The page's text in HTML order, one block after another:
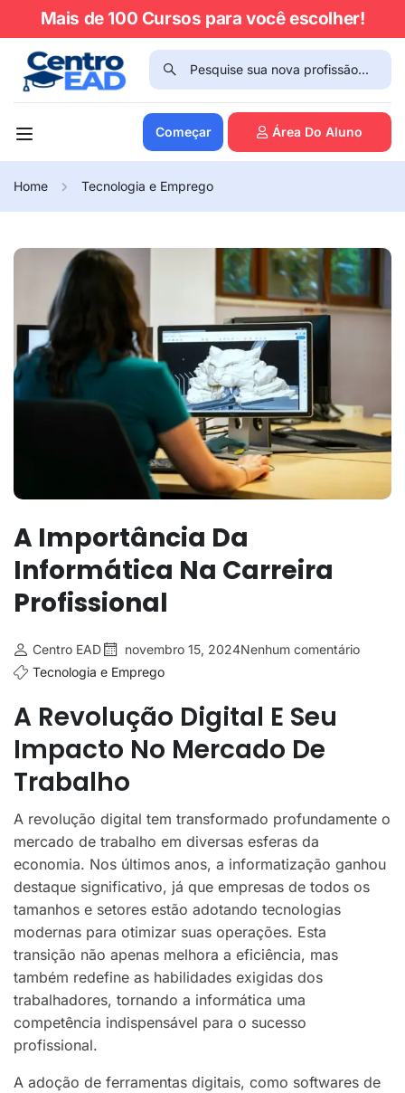
Mais de 100 Cursos para você escolher!
Começar Área Do Aluno
Home Tecnologia e Emprego
A Importância Da
Informática Na Carreira
Profissional
Centro EAD novembro 15, 2024Nenhum comentário
Tecnologia e Emprego
A Revolução Digital E Seu
Impacto No Mercado De
Trabalho
A revolução digital tem transformado profundamente o
mercado de trabalho em diversas esferas da
economia. Nos últimos anos, a informatização ganhou
destaque significativo, já que empresas de todos os
tamanhos e setores estão adotando tecnologias
modernas para otimizar suas operações. Esta
transição não apenas melhora a eficiência, mas
também redefine as habilidades exigidas dos
trabalhadores, tornando a informática uma
competência indispensável para o sucesso
profissional.
A adoção de ferramentas digitais, como softwares de